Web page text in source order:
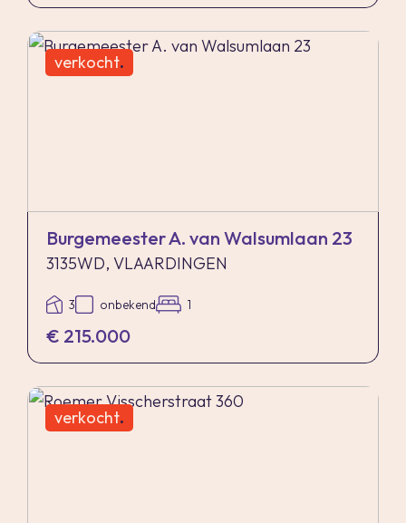
verkocht.
Burgemeester A. van Walsumlaan 23
3135WD, VLAARDINGEN
3 onbekend 1
€ 215.000
verkocht.